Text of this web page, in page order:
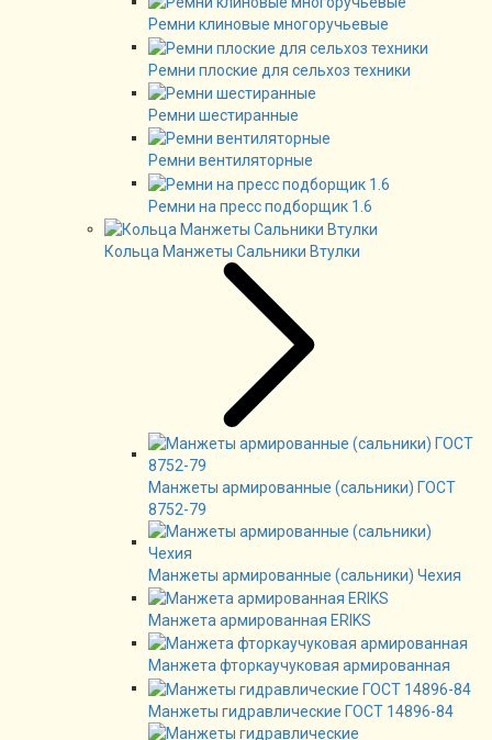
Ремни клиновые многоручьевые
Ремни плоские для сельхоз техники
Ремни шестиранные
Ремни вентиляторные
Ремни на пресс подборщик 1.6
Кольца Манжеты Сальники Втулки
Манжеты армированные (сальники) ГОСТ
8752-79
Манжеты армированные (сальники) Чехия
Манжета армированная ERIKS
Манжета фторкаучуковая армированная
Манжеты гидравлические ГОСТ 14896-84